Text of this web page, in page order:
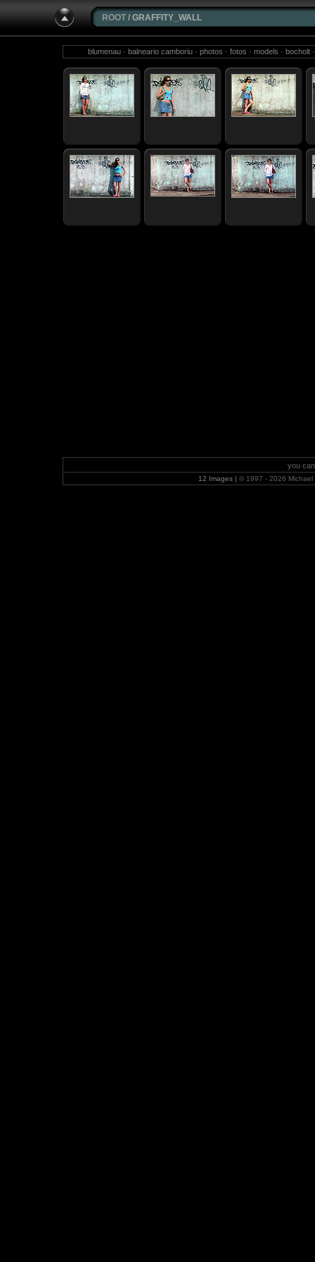
ROOT / GRAFFITY_WALL
blumenau · balneario camboriu · photos · fotos · models ·
you
12 Images | © 1997 - 2026 Michael